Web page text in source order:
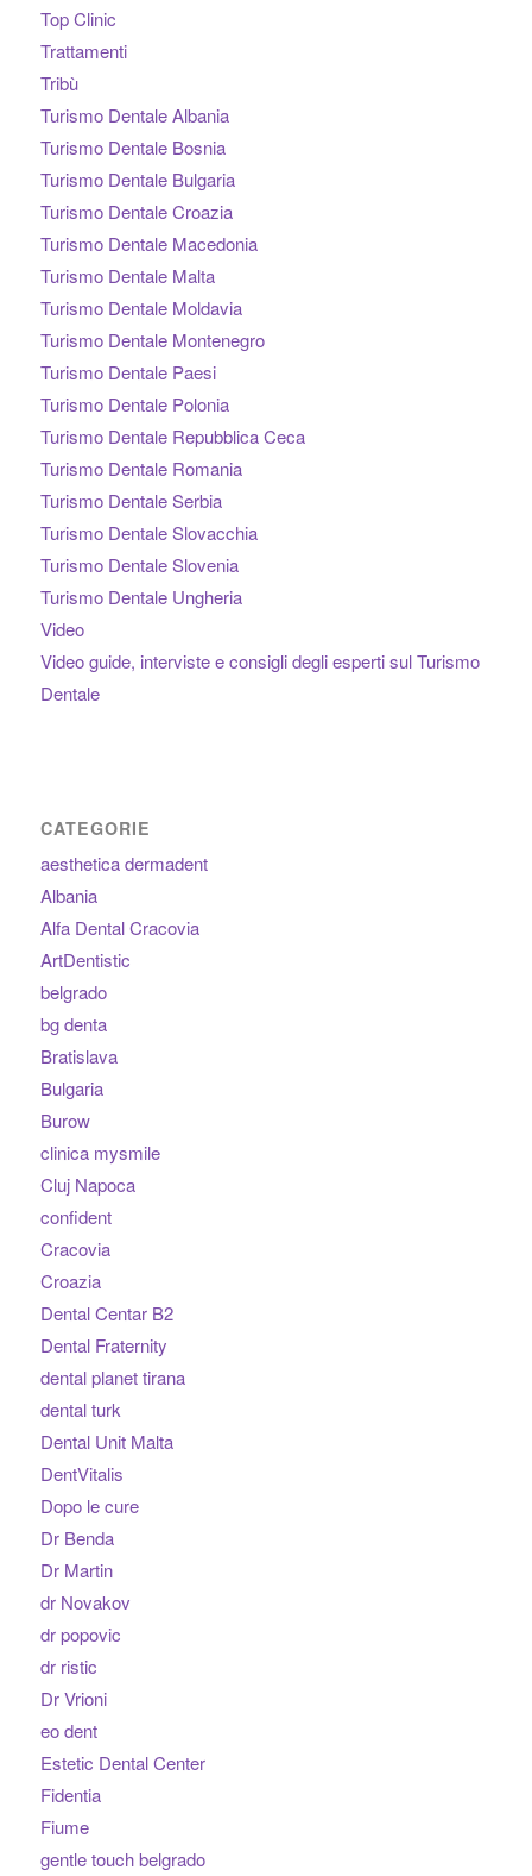
Top Clinic
Trattamenti
Tribù
Turismo Dentale Albania
Turismo Dentale Bosnia
Turismo Dentale Bulgaria
Turismo Dentale Croazia
Turismo Dentale Macedonia
Turismo Dentale Malta
Turismo Dentale Moldavia
Turismo Dentale Montenegro
Turismo Dentale Paesi
Turismo Dentale Polonia
Turismo Dentale Repubblica Ceca
Turismo Dentale Romania
Turismo Dentale Serbia
Turismo Dentale Slovacchia
Turismo Dentale Slovenia
Turismo Dentale Ungheria
Video
Video guide, interviste e consigli degli esperti sul Turismo
Dentale
CATEGORIE
aesthetica dermadent
Albania
Alfa Dental Cracovia
ArtDentistic
belgrado
bg denta
Bratislava
Bulgaria
Burow
clinica mysmile
Cluj Napoca
confident
Cracovia
Croazia
Dental Centar B2
Dental Fraternity
dental planet tirana
dental turk
Dental Unit Malta
DentVitalis
Dopo le cure
Dr Benda
Dr Martin
dr Novakov
dr popovic
dr ristic
Dr Vrioni
eo dent
Estetic Dental Center
Fidentia
Fiume
gentle touch belgrado